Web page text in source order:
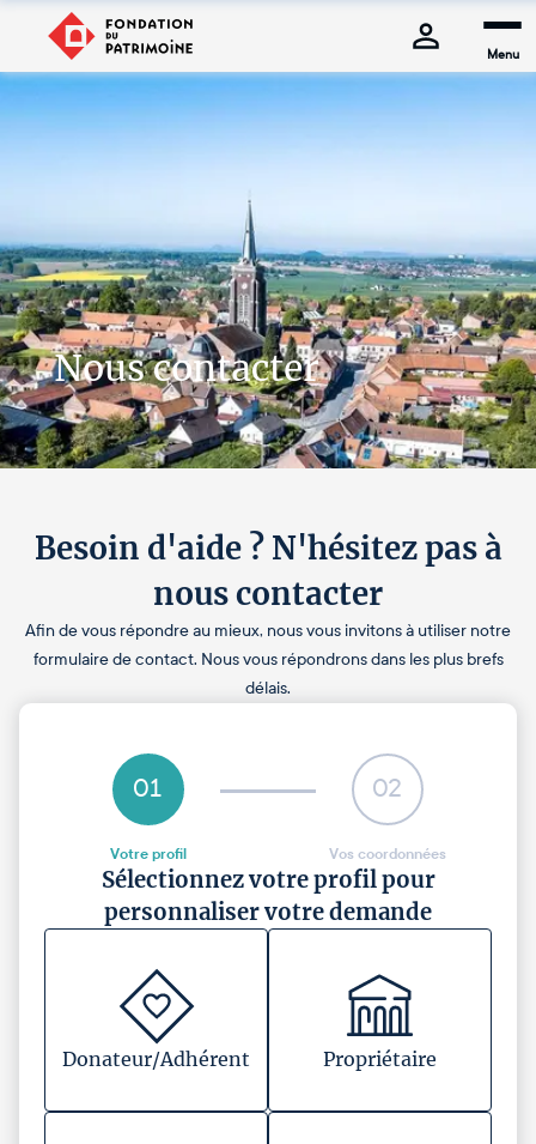
Menu
Nous contacter
Besoin d'aide ? N'hésitez pas à
nous contacter
Afin de vous répondre au mieux, nous vous invitons à utiliser notre
formulaire de contact. Nous vous répondrons dans les plus brefs
délais.
01
Votre profil
02
Vos coordonnées
Sélectionnez votre profil pour
personnaliser votre demande
Donateur/Adhérent Propriétaire